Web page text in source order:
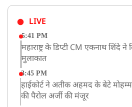
LIVE
5:41 PM
महाराष्ट्र के डिप्टी CM एकनाथ शिंदे
मुलाकात
3:45 PM
हाईकोर्ट ने अतीक अहमद के बेटे
की पैरोल अर्जी की मंजूर